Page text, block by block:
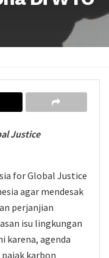
Justice
for Global Justice
agar mendesak
perjanjian
isu lingkungan
karena, agenda
karbon